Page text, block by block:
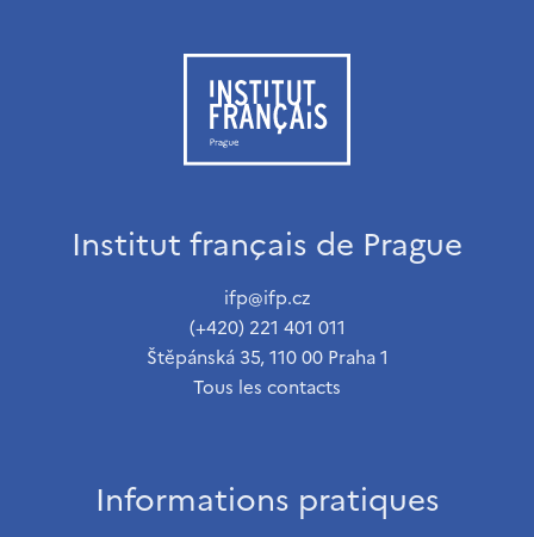
Institut français de Prague
ifp@ifp.cz
(+420) 221 401 011
Štěpánská 35, 110 00 Praha 1
Tous les contacts
Informations pratiques